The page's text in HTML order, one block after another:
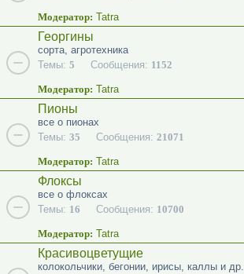
Модератор: Tatra
Георгины
сорта, агротехника
Темы: 5 Сообщения: 1152
Модератор: Tatra
Пионы
все о пионах
Темы: 35 Сообщения: 21071
Модератор: Tatra
Флоксы
все о флоксах
Темы: 16 Сообщения: 10700
Модератор: Tatra
Красивоцветущие
колокольчики, бегонии, ирисы, каллы и др.